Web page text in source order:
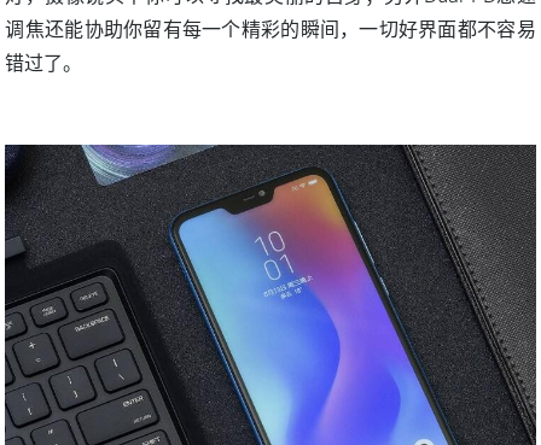
调焦还能协助你留有每一个精彩的瞬间，一切好界面都不容易
错过了。